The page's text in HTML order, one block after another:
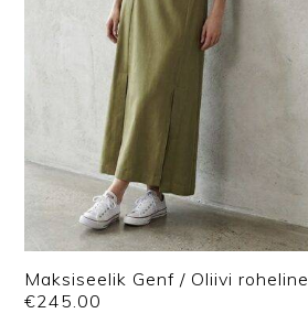
Maksiseelik Genf / Oliivi roheline
€245.00